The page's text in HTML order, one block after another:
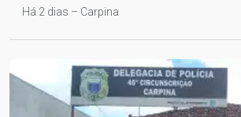
Há 2 dias – Carpina